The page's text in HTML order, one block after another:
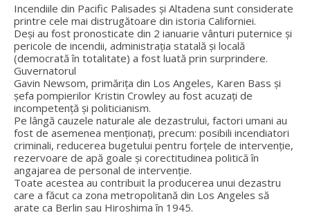
Incendiile din Pacific Palisades și Altadena sunt considerate
printre cele mai distrugătoare din istoria Californiei.
Deși au fost pronosticate din 2 ianuarie vânturi puternice și
pericole de incendii, administrația statală și locală
(democrată în totalitate) a fost luată prin surprindere.
Guvernatorul
Gavin Newsom, primărița din Los Angeles, Karen Bass și
șefa pompierilor Kristin Crowley au fost acuzați de
incompetență și politicianism.
Pe lângă cauzele naturale ale dezastrului, factori umani au
fost de asemenea menționați, precum: posibili incendiatori
criminali, reducerea bugetului pentru forțele de intervenție,
rezervoare de apă goale și corectitudinea politică în
angajarea de personal de intervenție.
Toate acestea au contribuit la producerea unui dezastru
care a făcut ca zona metropolitană din Los Angeles să
arate ca Berlin sau Hiroshima în 1945.